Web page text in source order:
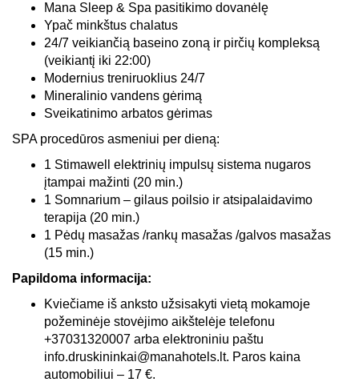
Mana Sleep & Spa pasitikimo dovanėlę
Ypač minkštus chalatus
24/7 veikiančią baseino zoną ir pirčių kompleksą
(veikiantį iki 22:00)
Modernius treniruoklius 24/7
Mineralinio vandens gėrimą
Sveikatinimo arbatos gėrimas
SPA procedūros asmeniui per dieną:
1 Stimawell elektrinių impulsų sistema nugaros
įtampai mažinti (20 min.)
1 Somnarium – gilaus poilsio ir atsipalaidavimo
terapija (20 min.)
1 Pėdų masažas /rankų masažas /galvos masažas
(15 min.)
Papildoma informacija:
Kviečiame iš anksto užsisakyti vietą mokamoje
požeminėje stovėjimo aikštelėje telefonu
+37031320007 arba elektroniniu paštu
info.druskininkai@manahotels.lt. Paros kaina
automobiliui – 17 €.